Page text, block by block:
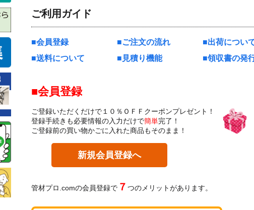
ご利用ガイド
会員登録 ご注文の流れ 出荷につい
送料について
見積り機能 領収書の発
会員登録
ご登録いただくだけで１０％ＯＦＦクーポンプレゼント！
登録手続きも必要情報の入力だけで簡単完了！
ご登録前の買い物かごに入れた商品もそのまま！
新規会員登録へ
管材プロ.comの会員登録で ７ つのメリットがあります。